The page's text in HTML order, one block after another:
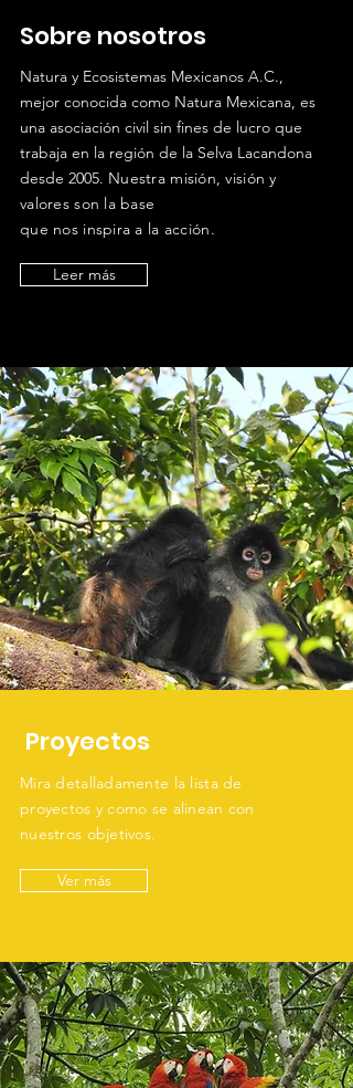
Sobre nosotros
Natura y Ecosistemas Mexicanos A.C.,
mejor conocida como Natura Mexicana, es
una asociación civil sin fines de lucro que
trabaja en la región de la Selva Lacandona
desde 2005. Nuestra misión, visión y
valores son la base
que nos inspira a la acción.
Leer más
Proyectos
Mira detalladamente la lista de
proyectos y como se alinean con
nuestros objetivos.
Ver más